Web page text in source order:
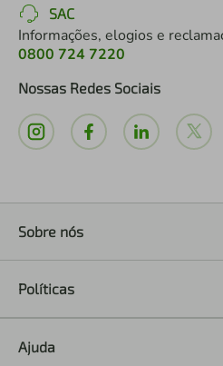
SAC
Informações, elogios e
0800 724 7220
Nossas Redes Sociais
Sobre nós
Políticas
Ajuda